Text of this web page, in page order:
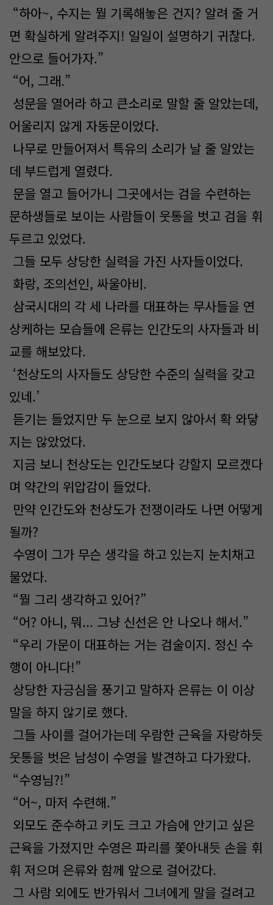
“하아~, 수지는 뭘 기록해놓은 건지? 알려 줄 거
면 확실하게 알려주지! 일일이 설명하기 귀찮다.
안으로 들어가자.”
“어, 그래.”
성문을 열어라 하고 큰소리로 말할 줄 알았는데,
어울리지 않게 자동문이었다.
나무로 만들어져서 특유의 소리가 날 줄 알았는
데 부드럽게 열렸다.
문을 열고 들어가니 그곳에서는 검을 수련하는
문하생들로 보이는 사람들이 웃통을 벗고 검을 휘
두르고 있었다.
그들 모두 상당한 실력을 가진 사자들이었다.
화랑, 조의선인, 싸울아비.
삼국시대의 각 세 나라를 대표하는 무사들을 연
상케하는 모습들에 은류는 인간도의 사자들과 비
교를 해보았다.
‘천상도의 사자들도 상당한 수준의 실력을 갖고
있네.’
듣기는 들었지만 두 눈으로 보지 않아서 확 와닿
지는 않았었다.
지금 보니 천상도는 인간도보다 강할지 모르겠다
며 약간의 위압감이 들었다.
만약 인간도와 천상도가 전쟁이라도 나면 어떻게
될까?
수영이 그가 무슨 생각을 하고 있는지 눈치채고
물었다.
“뭘 그리 생각하고 있어?”
“어? 아니, 뭐... 그냥 신선은 안 나오나 해서.”
“우리 가문이 대표하는 거는 검술이지. 정신 수
행이 아니다!”
상당한 자긍심을 풍기고 말하자 은류는 이 이상
말을 하지 않기로 했다.
그들 사이를 걸어가는데 우람한 근육을 자랑하듯
웃통을 벗은 남성이 수영을 발견하고 다가왔다.
“수영님?!”
“어~, 마저 수련해.”
외모도 준수하고 키도 크고 가슴에 안기고 싶은
근육을 가졌지만 수영은 파리를 쫓아내듯 손을 휘
휘 저으며 은류와 함께 앞으로 걸어갔다.
그 사람 외에도 반가워서 그녀에게 말을 걸려고